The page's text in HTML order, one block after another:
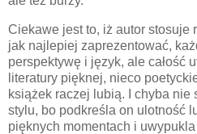
Ciekawe jest to, iż autor stosuje
jak najlepiej zaprezentować,
perspektywę i język, ale całość
literatury pięknej, nieco
książek raczej lubią. I chyba
stylu, bo podkreśla on ulotność
pięknych momentach i